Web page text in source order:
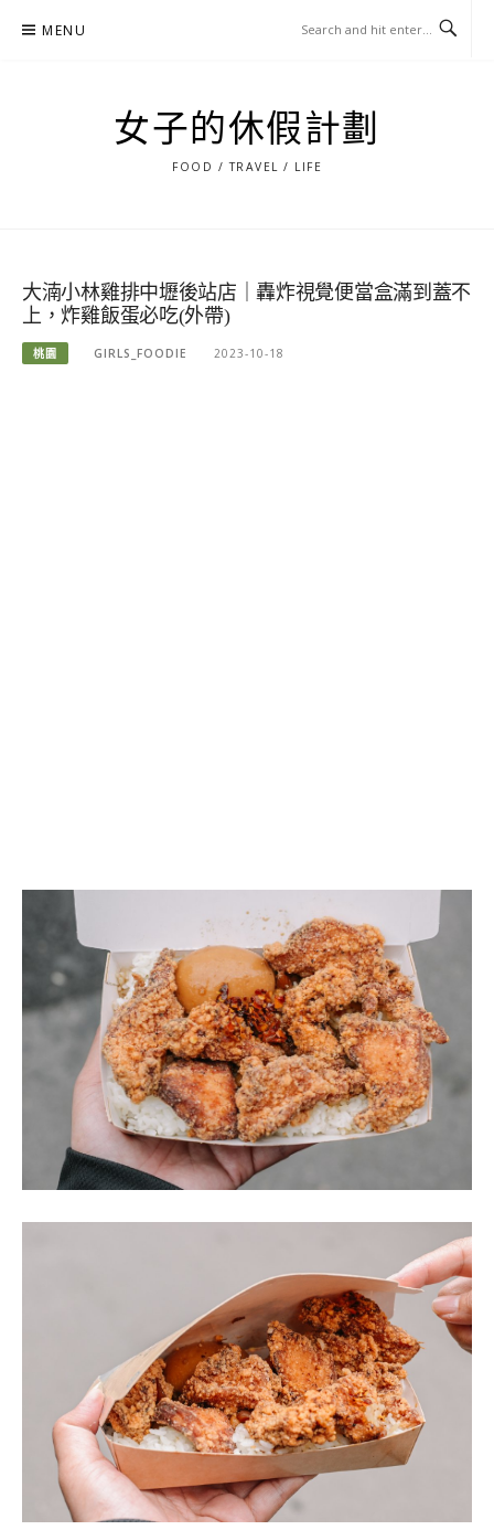
MENU
女子的休假計劃
FOOD / TRAVEL / LIFE
大湳小林雞排中壢後站店｜轟炸視覺便當盒滿到蓋不
上，炸雞飯蛋必吃(外帶)
桃園 GIRLS_FOODIE 2023-10-18